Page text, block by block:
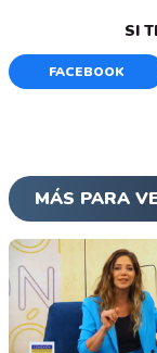
SI
FACEBOOK
MÁS PARA